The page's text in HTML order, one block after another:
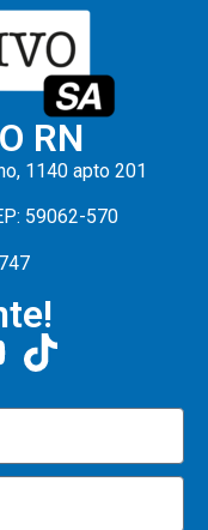
RN
1140 apto 201
59062-570